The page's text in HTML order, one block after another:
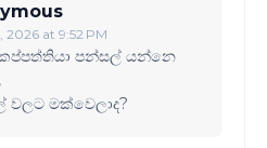
2026 at 9:52 PM
පන්සල් යන්නෙ
මක්වෙලාද?